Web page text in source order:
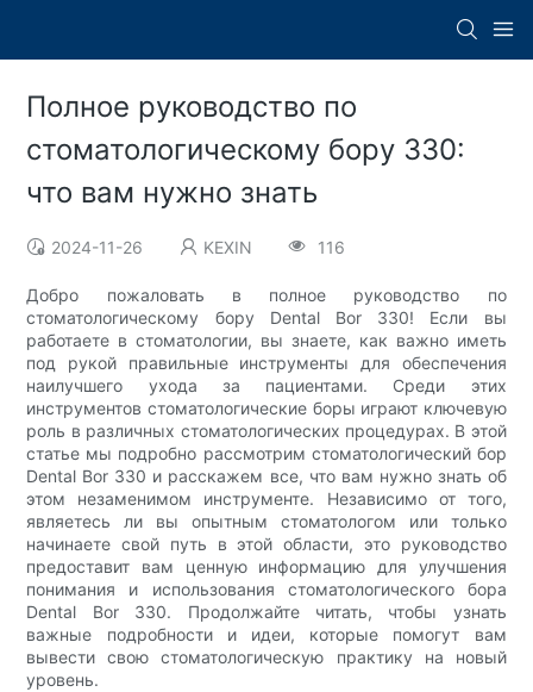
Полное руководство по
стоматологическому бору 330:
что вам нужно знать
2024-11-26 KEXIN 116
Добро пожаловать в полное руководство по
стоматологическому бору Dental Bor 330! Если вы
работаете в стоматологии, вы знаете, как важно иметь
под рукой правильные инструменты для обеспечения
наилучшего ухода за пациентами. Среди этих
инструментов стоматологические боры играют ключевую
роль в различных стоматологических процедурах. В этой
статье мы подробно рассмотрим стоматологический бор
Dental Bor 330 и расскажем все, что вам нужно знать об
этом незаменимом инструменте. Независимо от того,
являетесь ли вы опытным стоматологом или только
начинаете свой путь в этой области, это руководство
предоставит вам ценную информацию для улучшения
понимания и использования стоматологического бора
Dental Bor 330. Продолжайте читать, чтобы узнать
важные подробности и идеи, которые помогут вам
вывести свою стоматологическую практику на новый
уровень.